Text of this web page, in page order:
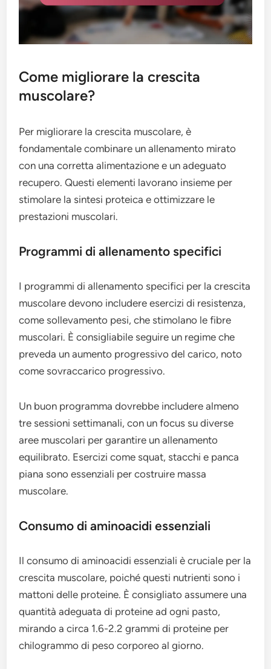
Come migliorare la crescita
muscolare?
Per migliorare la crescita muscolare, è
fondamentale combinare un allenamento mirato
con una corretta alimentazione e un adeguato
recupero. Questi elementi lavorano insieme per
stimolare la sintesi proteica e ottimizzare le
prestazioni muscolari.
Programmi di allenamento specifici
I programmi di allenamento specifici per la crescita
muscolare devono includere esercizi di resistenza,
come sollevamento pesi, che stimolano le fibre
muscolari. È consigliabile seguire un regime che
preveda un aumento progressivo del carico, noto
come sovraccarico progressivo.
Un buon programma dovrebbe includere almeno
tre sessioni settimanali, con un focus su diverse
aree muscolari per garantire un allenamento
equilibrato. Esercizi come squat, stacchi e panca
piana sono essenziali per costruire massa
muscolare.
Consumo di aminoacidi essenziali
Il consumo di aminoacidi essenziali è cruciale per la
crescita muscolare, poiché questi nutrienti sono i
mattoni delle proteine. È consigliato assumere una
quantità adeguata di proteine ad ogni pasto,
mirando a circa 1.6-2.2 grammi di proteine per
chilogrammo di peso corporeo al giorno.